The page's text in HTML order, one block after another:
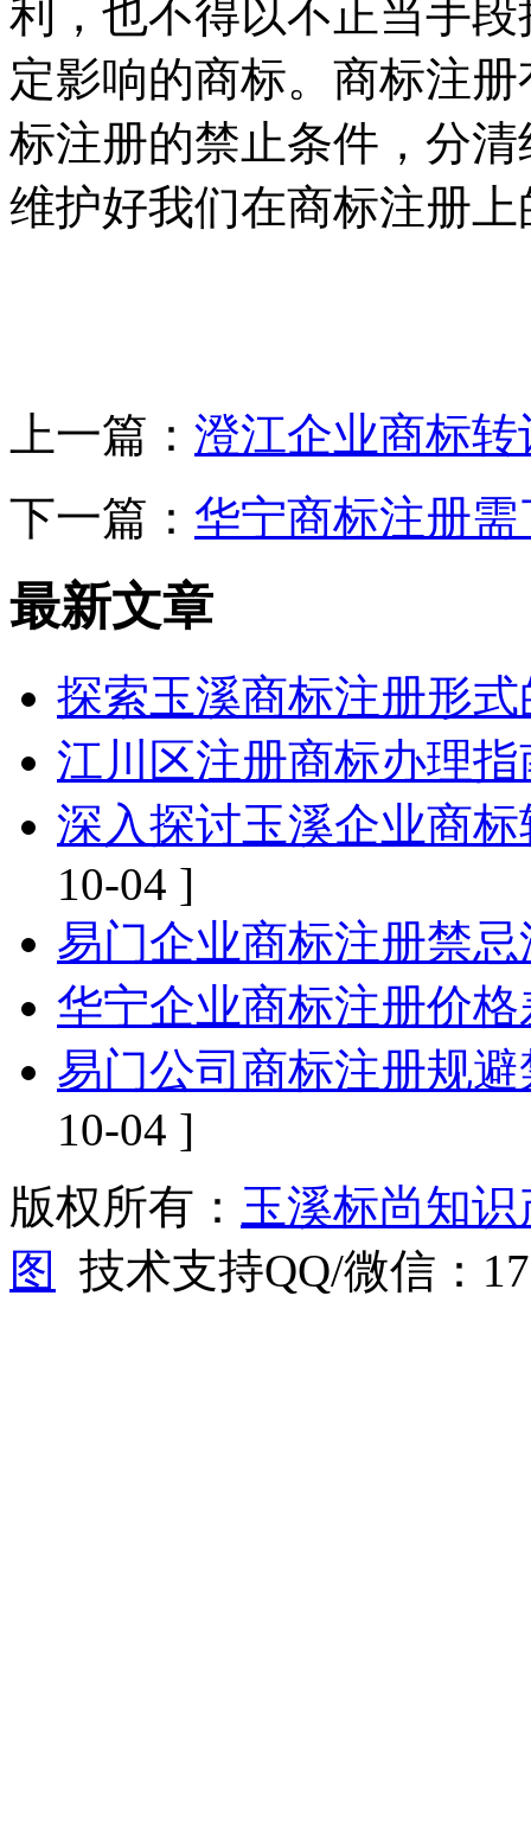
利，也不得以不正当手
定影响的商标。商标注
标注册的禁止条件，分
维护好我们在商标注册
上一篇： 澄江企业商标
下一篇： 华宁商标注册
最新文章
探索玉溪商标注册形
江川区注册商标办理指
深入探讨玉溪企业商
10-04 ]
易门企业商标注册禁
华宁企业商标注册价
易门公司商标注册规
10-04 ]
版权所有： 玉溪标尚知
图
技术支持QQ/微信：